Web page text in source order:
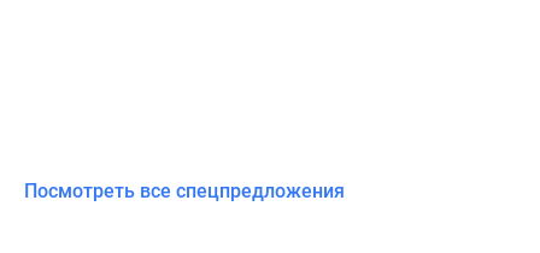
Посмотреть все спецпредложения